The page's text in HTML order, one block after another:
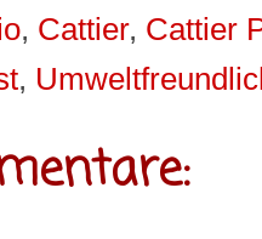
, Cattier, Cattier
,